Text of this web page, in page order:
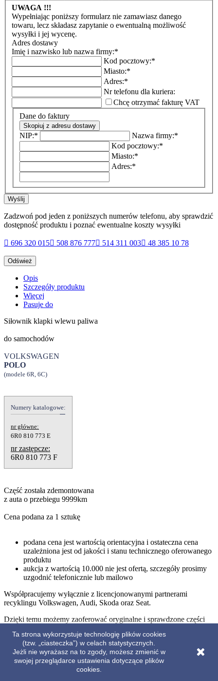
UWAGA !!!
Wypełniając poniższy formularz nie zamawiasz danego
towaru, lecz składasz zapytanie o ewentualną możliwość
wysyłki i jej wycenę.
Adres dostawy
Imię i nazwisko lub nazwa firmy:*
Kod pocztowy:*
Miasto:*
Adres:*
Nr telefonu dla kuriera:
Chcę otrzymać fakturę VAT
Dane do faktury
Skopiuj z adresu dostawy
NIP:* Nazwa firmy:*
Kod pocztowy:*
Miasto:*
Adres:*
Wyślij
Zadzwoń pod jeden z poniższych numerów telefonu, aby sprawdzić
dostępność produktu i poznać ewentualne koszty wysyłki
 696 320 015 508 876 777 514 311 003 48 385 10 78
Opis
Szczegóły produktu
Więcej
Pasuje do
Siłownik klapki wlewu paliwa
do samochodów
VOLKSWAGEN
POLO
(modele 6R, 6C)
Numery katalogowe:
nr główne:
6R0 810 773 E
nr zastępcze:
6R0 810 773 F
Część została zdemontowana
z auta o przebiegu 9999km
Cena podana za 1 sztukę
podana cena jest wartością orientacyjna i ostateczna cena
uzależniona jest od jakości i stanu technicznego oferowanego
produktu
aukcja z wartością 10.000 nie jest ofertą, szczegóły prosimy
uzgodnić telefonicznie lub mailowo
Współpracujemy wyłącznie z licencjonowanymi partnerami
recyklingu Volkswagen, Audi, Skoda oraz Seat.
Dzięki temu możemy zaoferować oryginalne i sprawdzone części
W trosce o jak najwyższą jakość spośród szerokiej oferty aut
naszych partnerów wybieramy jedynie te o niskich przebiegach lub
bez przebiegu.
Ta strona wykorzystuje technologię plików cookies
(tzw. „ciasteczka”) w celach statystycznych.
Jeżli nie wyrażasz na to zgody, możesz zmienić w
swojej przeglądarce ustawienia dotyczące plików
cookies.